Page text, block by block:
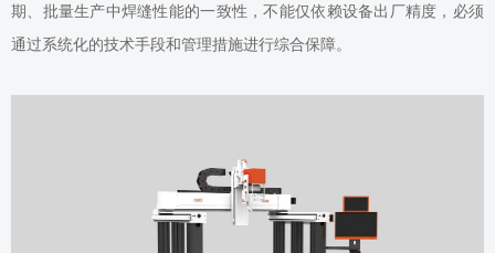
期、批量生产中焊缝性能的一致性，不能仅依赖设备出厂精度，必须
通过系统化的技术手段和管理措施进行综合保障。